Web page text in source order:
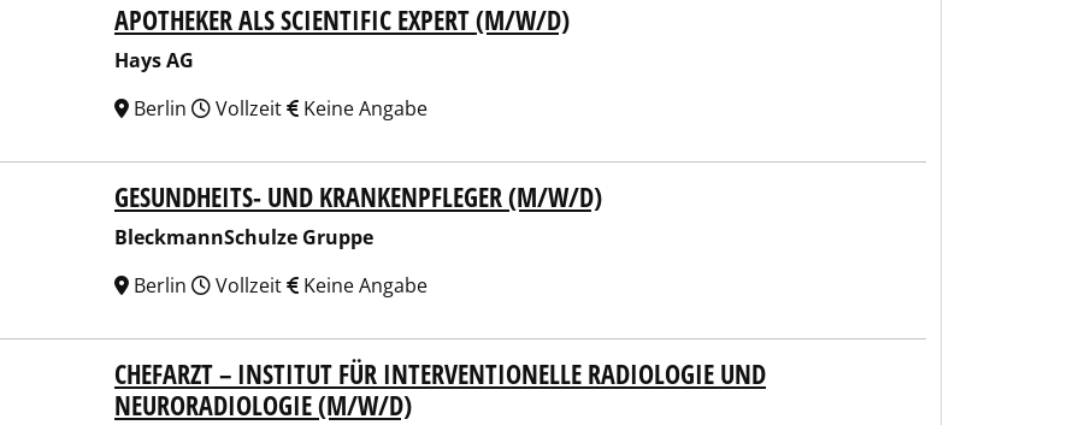
APOTHEKER ALS SCIENTIFIC EXPERT (M/W/D)
Hays AG
Berlin
Vollzeit Keine Angabe
Gruppe
GESUNDHEITS- UND KRANKENPFLEGER (M/W/D)
BleckmannSchulze Gruppe
Berlin
Vollzeit Keine Angabe
CHEFARZT – INSTITUT FÜR INTERVENTIONELLE RADIOLOGIE UND
NEURORADIOLOGIE (M/W/D)